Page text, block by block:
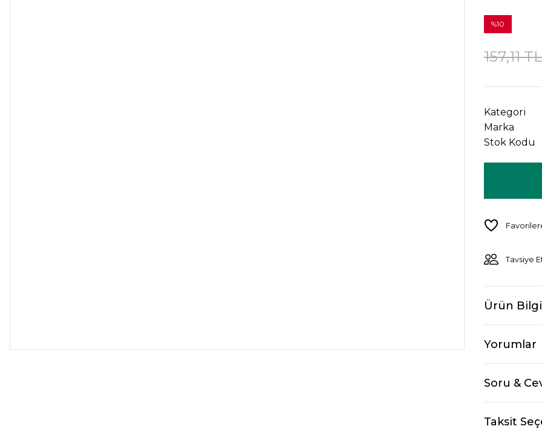
%10
157,11 TL
Kategori
Marka
Stok Kodu
Tavsiye
Ürün
Yorumlar
Soru &
Taksit